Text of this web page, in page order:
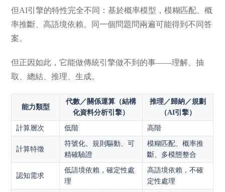
但AI引擎的特性完全不同：基於概率模型，模糊匹配、概
率推斷、高語境依賴。同一個問題問兩遍可能得到不同答
案。
但正因如此，它能做傳統引擎做不到的事——理解、抽
取、總結、推理、生成。
能力類型
代數／關係運算（結構
化資料分析引擎）
推理／歸納／規劃
（AI引擎）
計算層次 低階 高階
計算特徵
符號化、規則驅動、可
精確驗證
模糊匹配、概率推
斷、多模態整合
認知需求
低語境依賴，確定性處
理
高語境依賴，不確
定性處理